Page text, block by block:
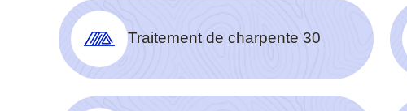
Traitement de charpente 30